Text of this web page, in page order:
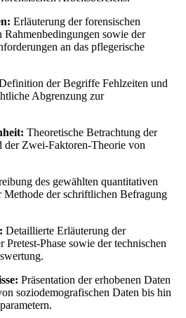
Erläuterung der forensischen
Rahmenbedingungen sowie der
an das pflegerische
der Begriffe Fehlzeiten und
Abgrenzung zur
Theoretische Betrachtung der
der Zwei-Faktoren-Theorie von
des gewählten quantitativen
Methode der schriftlichen Befragung
Detaillierte Erläuterung der
Phase sowie der technischen
Präsentation der erhobenen Daten
soziodemografischen Daten bis hin